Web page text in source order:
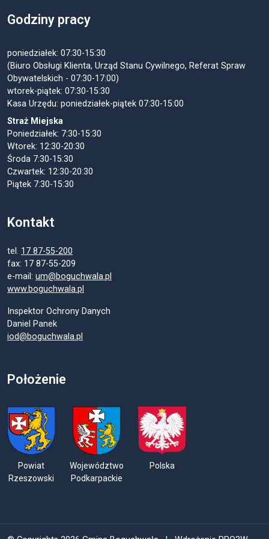
Godziny pracy
poniedziałek: 07:30-15:30
(Biuro Obsługi Klienta, Urząd Stanu Cywilnego, Referat Spraw
Obywatelskich - 07:30-17:00)
wtorek-piątek: 07:30-15:30
Kasa Urzędu: poniedziałek-piątek 07:30-15:00
Straż Miejska
Poniedziałek: 7:30-15:30
Wtorek: 12:30-20:30
Środa 7:30-15:30
Czwartek: 12:30-20:30
Piątek 7:30-15:30
Kontakt
tel. 17 87-55-200
fax: 17 87-55-209
e-mail: um@boguchwala.pl
www.boguchwala.pl
Inspektor Ochrony Danych
Daniel Panek
iod@boguchwala.pl
Położenie
Powiat
Rzeszowski
Województwo
Podkarpackie
Polska